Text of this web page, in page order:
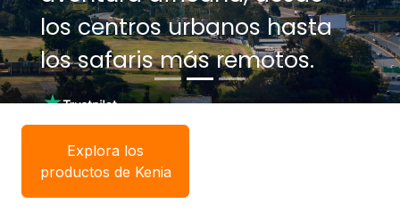
los centros urbanos hasta
los safaris más remotos.
Explora los
productos de Kenia